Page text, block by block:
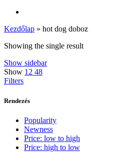
Kezdőlap » hot dog doboz
Showing the single result
Show sidebar
Show 12 48
Filters
Rendezés
Popularity
Newness
Price: low to high
Price: high to low